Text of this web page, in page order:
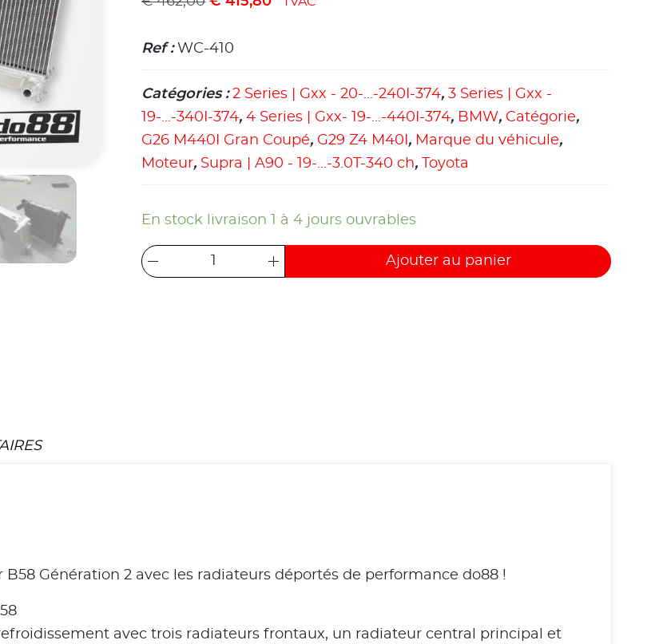
Ref : WC-410
Catégories :2 Series | Gxx - 20-...-240I-374,3 Series | Gxx -
19-...-340I-374,4 Series | Gxx- 19-...-440I-374, BMW, Catégorie,
G26 M440I Gran Coupé, G29 Z4 M40I , Marque du véhicule,
Moteur, Supra | A90 - 19-...-3.0T-340 ch, Toyota
En stock livraison 1 à 4 jours ouvrables
Ajouter au panier
Génération 2 avec les radiateurs déportés de performance do88 !
avec trois radiateurs frontaux, un radiateur central principal et